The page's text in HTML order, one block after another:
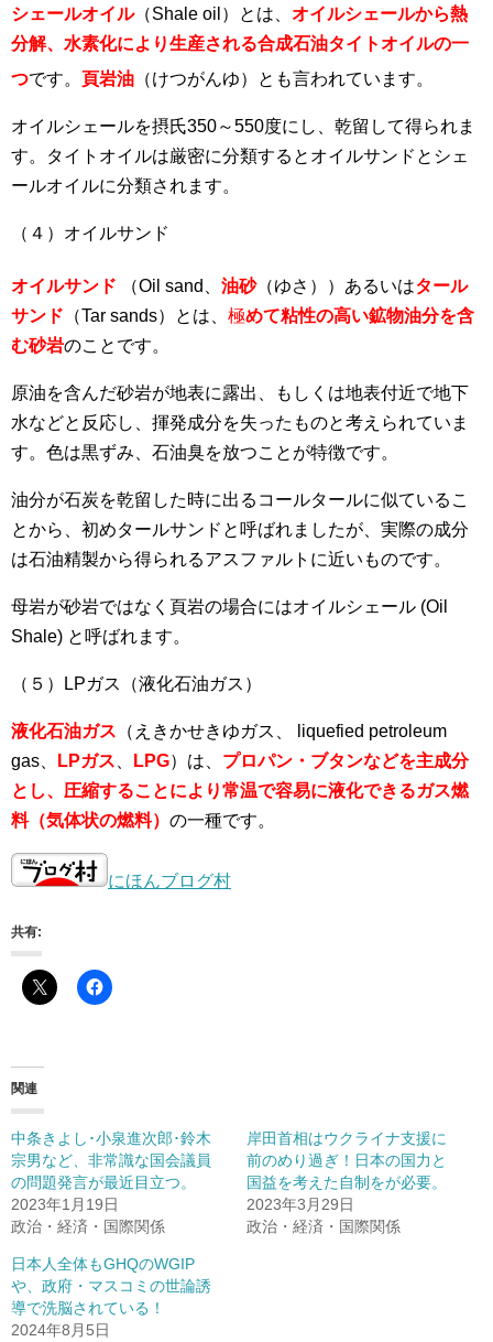
シェールオイル（Shale oil）とは、 オイルシェールから熱
分解、水素化により生産される合成石油タイトオイルの一
つです。 頁岩油 （けつがんゆ）とも言われています。
オイルシェールを摂氏350～550度にし、乾留して得られま
す。タイトオイルは厳密に分類するとオイルサンドとシェ
ールオイルに分類されます。
（４）オイルサンド
オイルサンド （Oil sand、 油砂（ゆさ） ）あるいはタール
サンド （Tar sands）とは、 極めて粘性の高い鉱物油分を含
む砂岩のことです。
原油を含んだ砂岩が地表に露出、もしくは地表付近で地下
水などと反応し、揮発成分を失ったものと考えられていま
す。色は黒ずみ、石油臭を放つことが特徴です。
油分が石炭を乾留した時に出るコールタールに似ているこ
とから、初めタールサンドと呼ばれましたが、実際の成分
は石油精製から得られるアスファルトに近いものです。
母岩が砂岩ではなく頁岩の場合にはオイルシェール (Oil
Shale) と呼ばれます。
（５）LPガス（液化石油ガス）
液化石油ガス （えきかせきゆガス、
liquefied petroleum
gas、 LPガス、 LPG）は、 プロパン・ブタンなどを主成分
とし、圧縮することにより常温で容易に液化できるガス燃
料（気体状の燃料） の一種です。
にほんブログ村
共有:
関連
中条きよし･小泉進次郎･鈴木
宗男など、非常識な国会議員
の問題発言が最近目立つ。
2023年1月19日
政治・経済・国際関係
岸田首相はウクライナ支援に
前のめり過ぎ！日本の国力と
国益を考えた自制をが必要。
2023年3月29日
政治・経済・国際関係
日本人全体もGHQのWGIP
や、政府・マスコミの世論誘
導で洗脳されている！
2024年8月5日